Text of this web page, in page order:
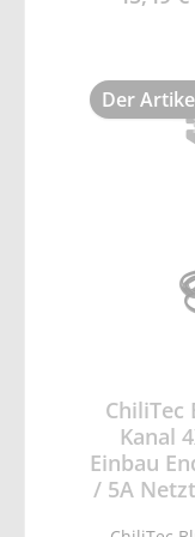
Der
Kanal
Einbau
/ 5A